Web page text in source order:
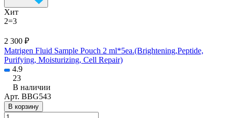
Хит
2=3
2 300 ₽
Matrigen Fluid Sample Pouch 2 ml*5ea.(Brightening,Peptide,
Purifying, Moisturizing, Cell Repair)
4.9
23
В наличии
Арт. BBG543
В корзину